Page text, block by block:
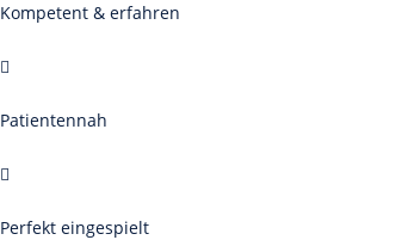
Kompetent & erfahren
Patientennah
Perfekt eingespielt